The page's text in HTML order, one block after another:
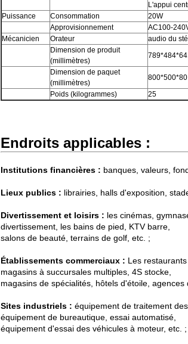
L'appui
Puissance
Consommation
20W
Approvisionnement
AC100-
Mécanicien
Orateur
audio du
Dimension de produit
(millimètres)
Dimension de paquet
(millimètres)
800*500*80
Poids (kilogrammes)
25
Endroits applicables :
Institutions financières : banques, valeurs,
Lieux publics : librairies, halls d'exposition,
Divertissement et loisirs : les cinémas,
divertissement, les bains de pied, KTV barre,
salons de beauté, terrains de golf, etc. ;
Établissements commerciaux : Les
magasins à succursales multiples, 4S stocke,
magasins de spécialités, hôtels d'étoile,
Sites industriels : équipement de traitement
équipement de bureautique, essai automatisé,
équipement d'essai des véhicules à moteur, etc. ;